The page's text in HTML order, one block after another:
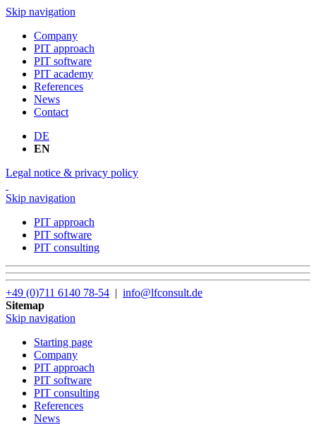
Skip navigation
Company
PIT approach
PIT software
PIT academy
References
News
Contact
DE
EN
Legal notice & privacy policy
Skip navigation
PIT approach
PIT software
PIT consulting
+49 (0)711 6140 78-54 | info@lfconsult.de
Sitemap
Skip navigation
Starting page
Company
PIT approach
PIT software
PIT consulting
References
News